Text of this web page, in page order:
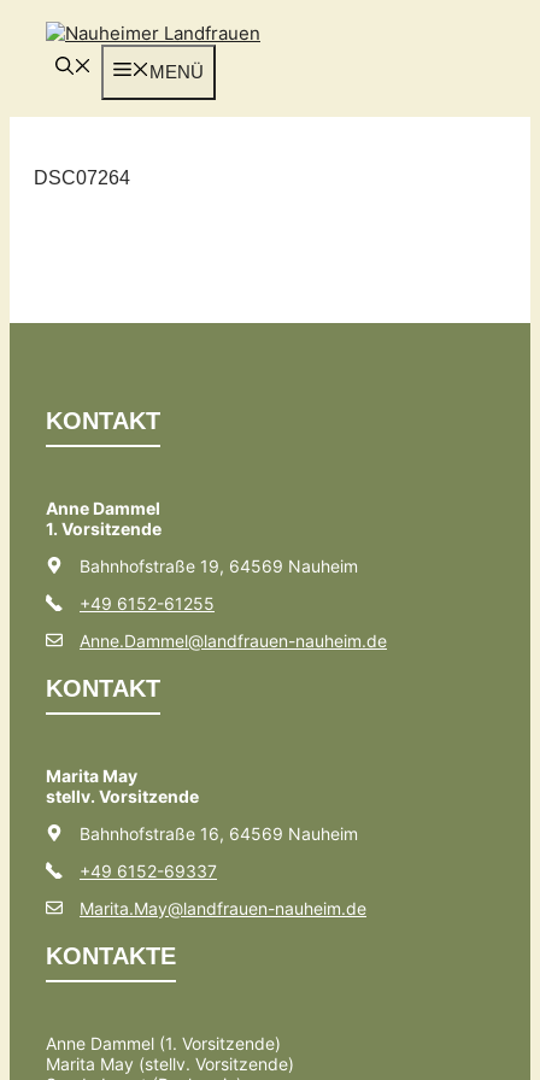
Inhalt
springen
MENÜ
DSC07264
KONTAKT
Anne Dammel
1. Vorsitzende
Bahnhofstraße 19, 64569 Nauheim
+49 6152-61255
Anne.Dammel@landfrauen-nauheim.de
KONTAKT
Marita May
stellv. Vorsitzende
Bahnhofstraße 16, 64569 Nauheim
+49 6152-69337
Marita.May@landfrauen-nauheim.de
KONTAKTE
Anne Dammel (1. Vorsitzende)
Marita May (stellv. Vorsitzende)